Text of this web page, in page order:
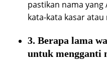
pastikan nama
kata-kata kasar
3. Berapa lama
untuk mengganti